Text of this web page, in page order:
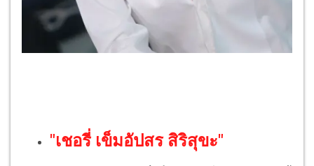
"เชอรี่ เข็มอัปสร สิริสุขะ"